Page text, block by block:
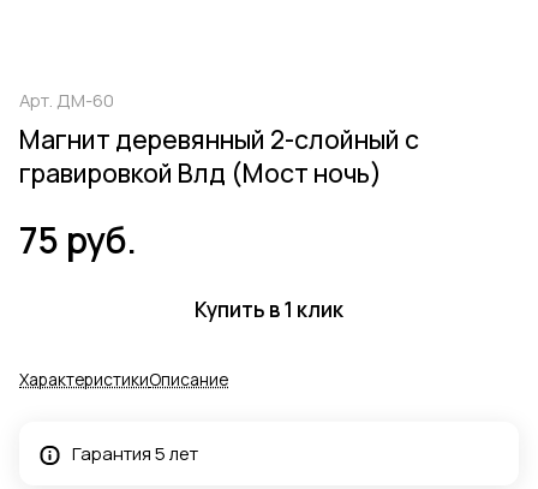
Арт. ДМ-60
Магнит деревянный 2-слойный с
гравировкой Влд (Мост ночь)
75 руб.
Купить в 1 клик
ХарактеристикиОписание
Гарантия 5 лет